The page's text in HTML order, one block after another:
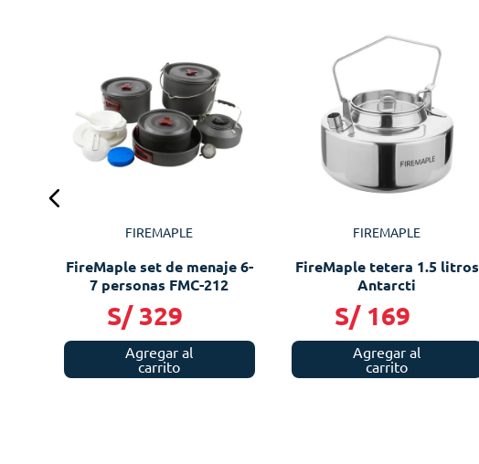
FIREMAPLE
FireMaple set de menaje 6-
7 personas FMC-212
S/ 329
Agregar al
carrito
FIREMAPLE
FireMaple tetera 1.5 litros
Antarcti
S/ 169
Agregar al
carrito